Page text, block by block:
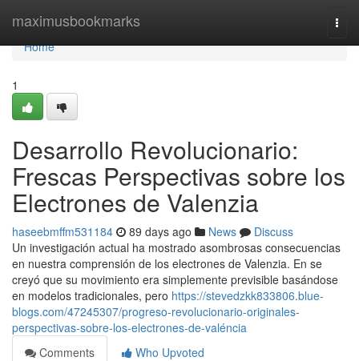
maximusbookmarks
Home
Home
1
Desarrollo Revolucionario:
Frescas Perspectivas sobre los
Electrones de Valenzia
haseebmffm531184 89 days ago News
Discuss
Un investigación actual ha mostrado asombrosas consecuencias
en nuestra comprensión de los electrones de Valenzia. En se
creyó que su movimiento era simplemente previsible basándose
en modelos tradicionales, pero https://stevedzkk833806.blue-
blogs.com/47245307/progreso-revolucionario-originales-
perspectivas-sobre-los-electrones-de-valéncia
Comments
Who Upvoted